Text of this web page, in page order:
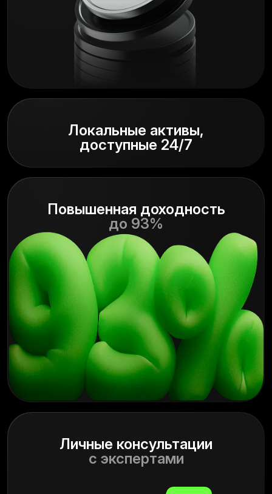
Локальные активы,
доступные 24/7
Повышенная доходность
до 93%
Личные консультации
с экспертами